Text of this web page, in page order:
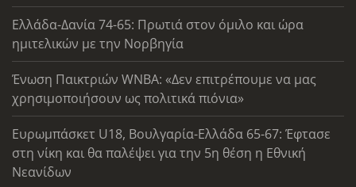
Ελλάδα-Δανία 74-65: Πρωτιά στον όμιλο και ώρα
ημιτελικών με την Νορβηγία
Ένωση Παικτριών WNBA: «Δεν επιτρέπουμε να μας
χρησιμοποιήσουν ως πολιτικά πιόνια»
Ευρωμπάσκετ U18, Βουλγαρία-Ελλάδα 65-67: Έφτασε
στη νίκη και θα παλέψει για την 5η θέση η Εθνική
Νεανίδων